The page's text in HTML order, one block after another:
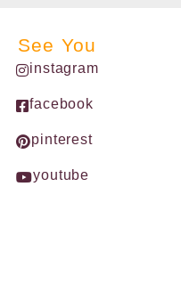
See You
instagram
facebook
pinterest
youtube